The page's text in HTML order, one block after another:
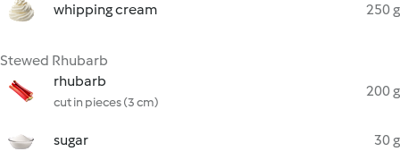
whipping cream 250 g
Stewed Rhubarb
rhubarb
cut in pieces (3 cm)
200 g
sugar 30 g